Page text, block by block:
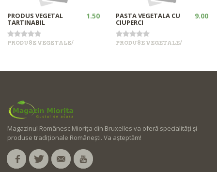
PRODUS VEGETAL
TARTINABIL
1.50
PRODUSE VEGETALE/
PASTA VEGETALA CU
CIUPERCI
9.00
PRODUSE VEGETALE/
Magazinul Românesc Miorița din Bruxelles va oferă specialități și
produse tradiționale Românești. Va așteptăm!